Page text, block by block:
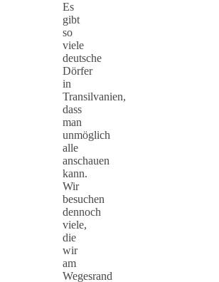
Es
gibt
so
viele
deutsche
Dörfer
in
Transilvanien,
dass
man
unmöglich
alle
anschauen
kann.
Wir
besuchen
dennoch
viele,
die
wir
am
Wegesrand